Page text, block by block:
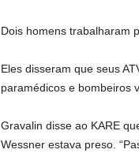
Dois homens trabalharam
Eles disseram que seus
paramédicos e bombeiros
Gravalin disse ao KARE
Wessner estava preso.